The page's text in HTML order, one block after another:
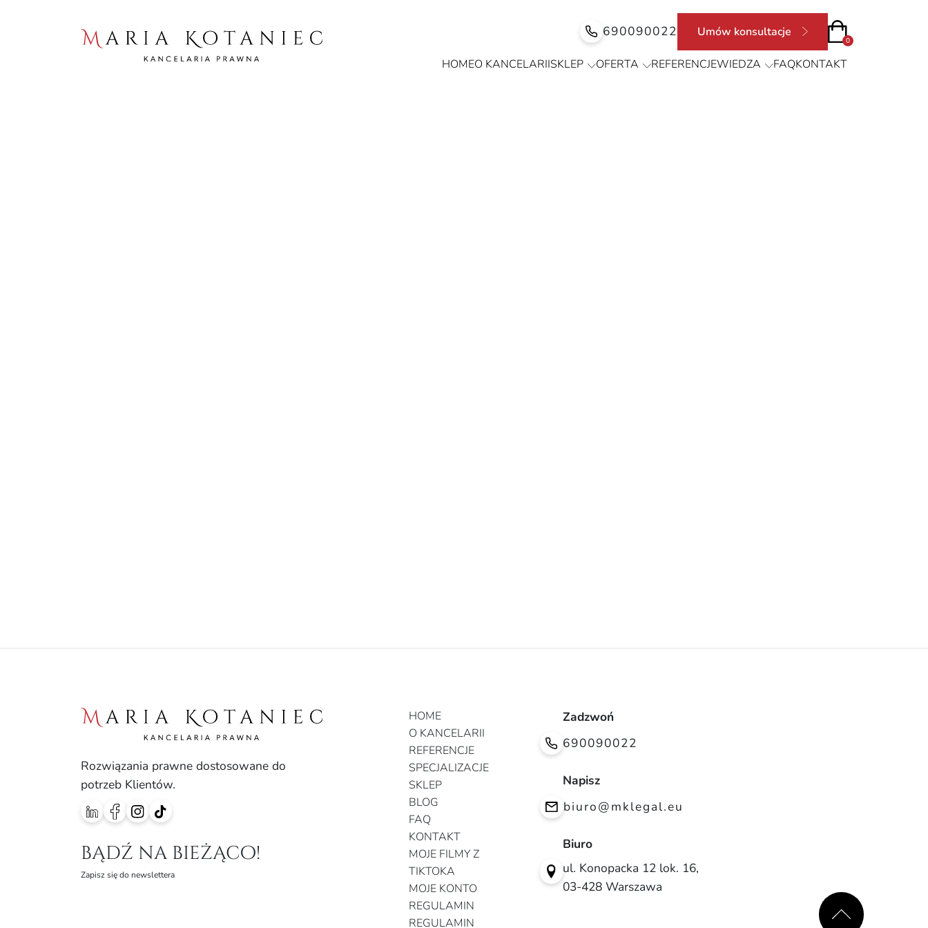
690090022 Umów konsultacje
0
HOMEO KANCELARIISKLEP OFERTA REFERENCJEWIEDZA FAQKONTAKT
Rozwiązania prawne dostosowane do
potrzeb Klientów.
bądź na bieżąco!
Zapisz się do newslettera
HOME
O KANCELARII
REFERENCJE
SPECJALIZACJE
SKLEP
BLOG
FAQ
KONTAKT
MOJE FILMY Z
TIKTOKA
MOJE KONTO
REGULAMIN
REGULAMIN
Zadzwoń
690090022
Napisz
biuro@mklegal.eu
Biuro
ul. Konopacka 12 lok. 16,
03-428 Warszawa